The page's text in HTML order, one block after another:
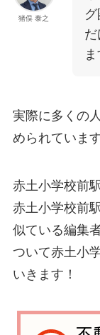
猪俣 泰之
実際に多くの
められています
赤土小学校前
赤土小学校前
似ている編集
ついて赤土小
いきます！